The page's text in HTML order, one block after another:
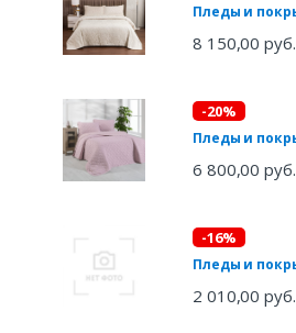
Пледы и
8 150,00 руб.
-20%
Пледы и
6 800,00 руб.
-16%
Пледы и
2 010,00 руб.